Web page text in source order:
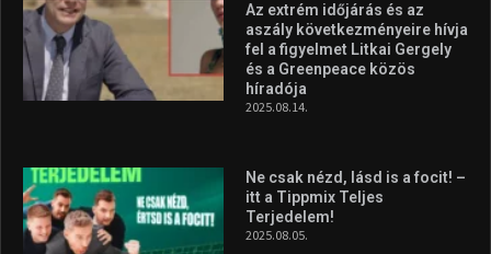
Az extrém időjárás és az
aszály következményeire hívja
fel a figyelmet Litkai Gergely
és a Greenpeace közös
híradója
2025.08.14.
Ne csak nézd, lásd is a focit! –
itt a Tippmix Teljes
Terjedelem!
2025.08.05.